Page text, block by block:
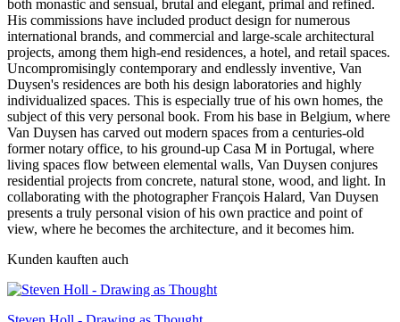
both monastic and sensual, brutal and elegant, primal and refined.
His commissions have included product design for numerous
international brands, and commercial and large-scale architectural
projects, among them high-end residences, a hotel, and retail spaces.
Uncompromisingly contemporary and endlessly inventive, Van
Duysen's residences are both his design laboratories and highly
individualized spaces. This is especially true of his own homes, the
subject of this very personal book. From his base in Belgium, where
Van Duysen has carved out modern spaces from a centuries-old
former notary office, to his ground-up Casa M in Portugal, where
living spaces flow between elemental walls, Van Duysen conjures
residential projects from concrete, natural stone, wood, and light. In
collaborating with the photographer François Halard, Van Duysen
presents a truly personal vision of his own practice and point of
view, where he becomes the architecture, and it becomes him.
Kunden kauften auch